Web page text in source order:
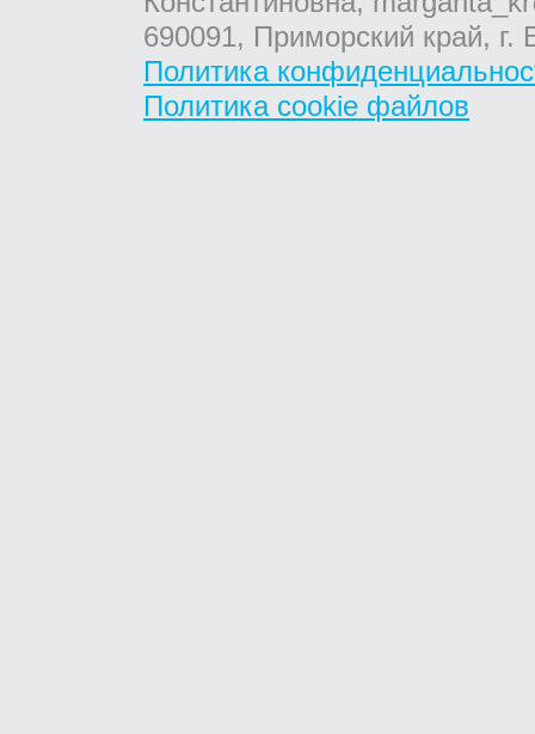
690091, Приморский край,
Политика
Политика cookie файлов